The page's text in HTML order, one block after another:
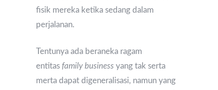
fisik mereka ketika sedang dalam
perjalanan.
Tentunya ada beraneka ragam
entitas family business yang tak serta
merta dapat digeneralisasi, namun yang